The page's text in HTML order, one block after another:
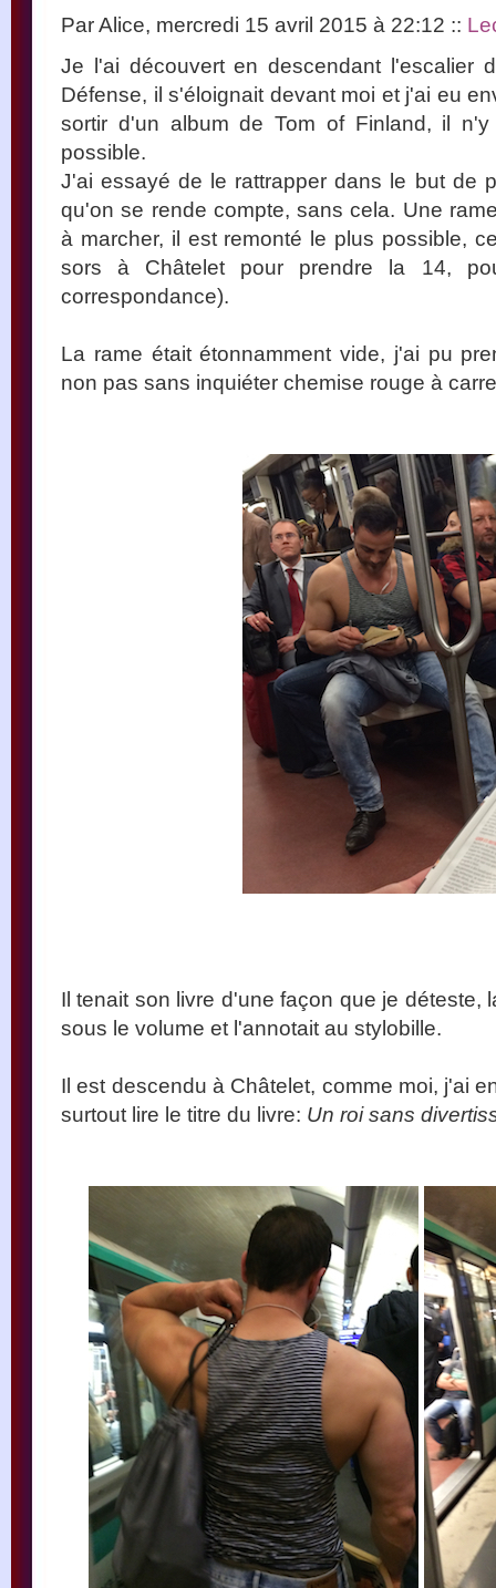
Par Alice, mercredi 15 avril 2015 à 22:12 ::
Je l'ai découvert en descendant l'escalier
Défense, il s'éloignait devant moi et j'ai eu
sortir d'un album de Tom of Finland, il
possible.
J'ai essayé de le rattrapper dans le but de
qu'on se rende compte, sans cela. Une
à marcher, il est remonté le plus possible,
sors à Châtelet pour prendre la 14,
correspondance).
La rame était étonnamment vide, j'ai pu
non pas sans inquiéter chemise rouge à
Il tenait son livre d'une façon que je déteste,
sous le volume et l'annotait au stylobille.
Il est descendu à Châtelet, comme moi, j'ai
surtout lire le titre du livre: Un roi sans